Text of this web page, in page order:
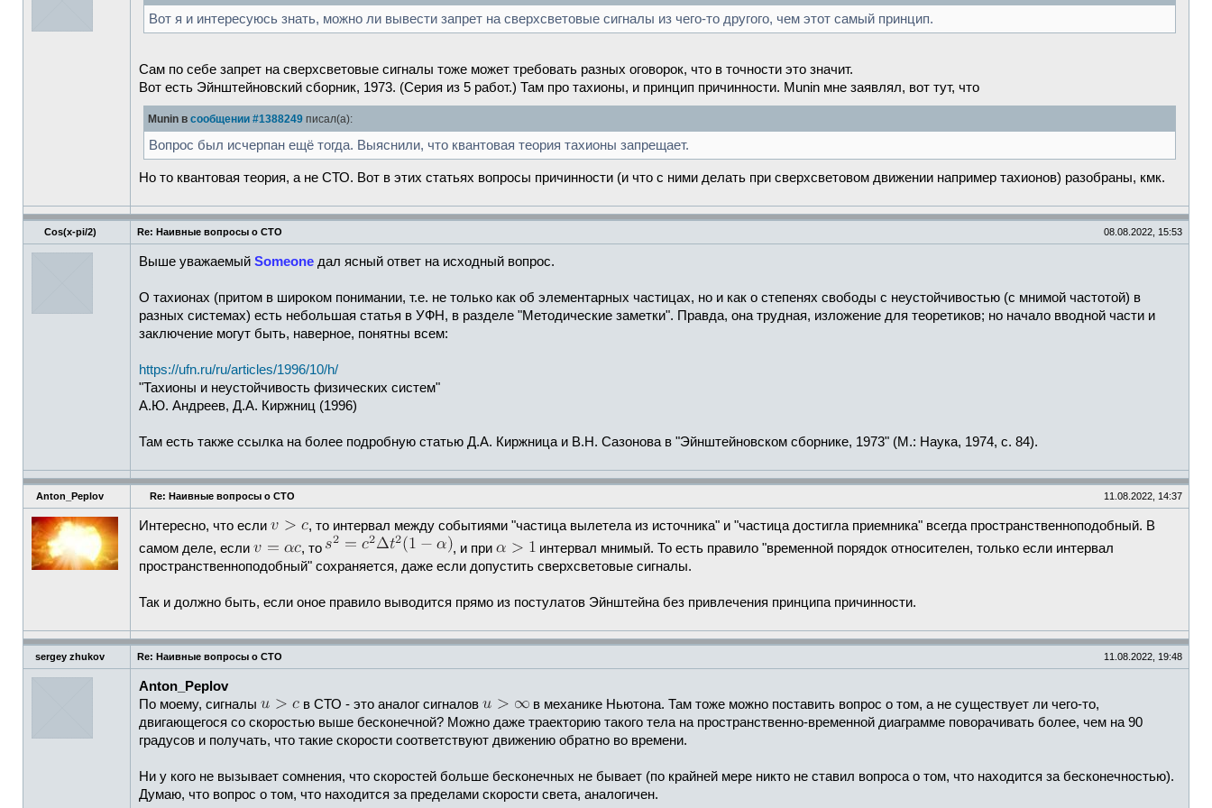
Вот я и интересуюсь знать, можно ли вывести запрет на сверхсветовые сигналы из чего-то другого, чем этот самый принцип.
Сам по себе запрет на сверхсветовые сигналы тоже может требовать разных оговорок, что в точности это значит.
Вот есть Эйнштейновский сборник, 1973. (Серия из 5 работ.) Там про тахионы, и принцип причинности. Munin мне заявлял, вот тут, что
Munin в сообщении #1388249 писал(а):
Вопрос был исчерпан ещё тогда. Выяснили, что квантовая теория тахионы запрещает.
Но то квантовая теория, а не СТО. Вот в этих статьях вопросы причинности (и что с ними делать при сверхсветовом движении например тахионов) разобраны, кмк.
Cos(x-pi/2) Re: Наивные вопросы о СТО 08.08.2022, 15:53
Выше уважаемый Someone дал ясный ответ на исходный вопрос.
О тахионах (притом в широком понимании, т.е. не только как об элементарных частицах, но и как о степенях свободы с неустойчивостью (с мнимой частотой) в
разных системах) есть небольшая статья в УФН, в разделе "Методические заметки". Правда, она трудная, изложение для теоретиков; но начало вводной части и
заключение могут быть, наверное, понятны всем:
https://ufn.ru/ru/articles/1996/10/h/
"Тахионы и неустойчивость физических систем"
А.Ю. Андреев, Д.А. Киржниц (1996)
Там есть также ссылка на более подробную статью Д.А. Киржница и В.Н. Сазонова в "Эйнштейновском сборнике, 1973" (М.: Наука, 1974, с. 84).
Anton_Peplov Re: Наивные вопросы о СТО 11.08.2022, 14:37
Интересно, что если
, то интервал между событиями "частица вылетела из источника" и "частица достигла приемника" всегда пространственноподобный. В
самом деле, если
, то , и при
интервал мнимый. То есть правило "временной порядок относителен, только если интервал
пространственноподобный" сохраняется, даже если допустить сверхсветовые сигналы.
Так и должно быть, если оное правило выводится прямо из постулатов Эйнштейна без привлечения принципа причинности.
sergey zhukov Re: Наивные вопросы о СТО 11.08.2022, 19:48
Anton_Peplov
По моему, сигналы
в СТО - это аналог сигналов
в механике Ньютона. Там тоже можно поставить вопрос о том, а не существует ли чего-то,
двигающегося со скоростью выше бесконечной? Можно даже траекторию такого тела на пространственно-временной диаграмме поворачивать более, чем на 90
градусов и получать, что такие скорости соответствуют движению обратно во времени.
Ни у кого не вызывает сомнения, что скоростей больше бесконечных не бывает (по крайней мере никто не ставил вопроса о том, что находится за бесконечностью).
Думаю, что вопрос о том, что находится за пределами скорости света, аналогичен.